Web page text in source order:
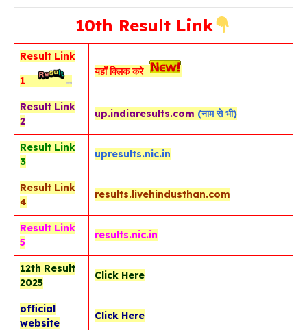
10th Result Link
Result Link
1
यहाँ क्लिक करे
Result Link
2
up.indiaresults.com (नाम से भी)
Result Link
3
upresults.nic.in
Result Link
4
results.livehindusthan.com
Result Link
5
results.nic.in
12th Result
2025
Click Here
official
website
Click Here